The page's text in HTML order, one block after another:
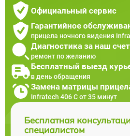
Официальный сервис
Гарантийное
прицела ночного видения
Диагностика за наш
ремонт по желанию
Бесплатный выезд
в день обращения
Замена матрицы
Infratech 406 С от 35 минут
Бесплатная
специалистом